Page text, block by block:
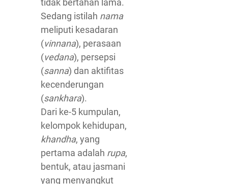
tidak bertahan lama.
Sedang istilah nama
meliputi kesadaran
(vinnana), perasaan
(vedana), persepsi
(sanna) dan aktifitas
kecenderungan
(sankhara).
Dari ke-5 kumpulan,
kelompok kehidupan,
khandha, yang
pertama adalah rupa,
bentuk, atau jasmani
yang menyangkut